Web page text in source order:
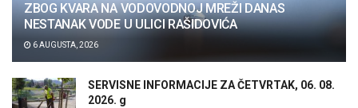
ZBOG KVARA NA VODOVODNOJ MREŽI DANAS
NESTANAK VODE U ULICI RAŠIDOVIĆA
6 AUGUSTA, 2026
SERVISNE INFORMACIJE ZA ČETVRTAK, 06. 08.
2026. g